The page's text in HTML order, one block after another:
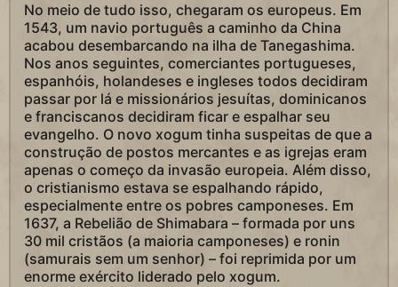
No meio de tudo isso, chegaram os europeus. Em
1543, um navio português a caminho da China
acabou desembarcando na ilha de Tanegashima.
Nos anos seguintes, comerciantes portugueses,
espanhóis, holandeses e ingleses todos decidiram
passar por lá e missionários jesuítas, dominicanos
e franciscanos decidiram ficar e espalhar seu
evangelho. O novo xogum tinha suspeitas de que a
construção de postos mercantes e as igrejas eram
apenas o começo da invasão europeia. Além disso,
o cristianismo estava se espalhando rápido,
especialmente entre os pobres camponeses. Em
1637, a Rebelião de Shimabara – formada por uns
30 mil cristãos (a maioria camponeses) e ronin
(samurais sem um senhor) – foi reprimida por um
enorme exército liderado pelo xogum.